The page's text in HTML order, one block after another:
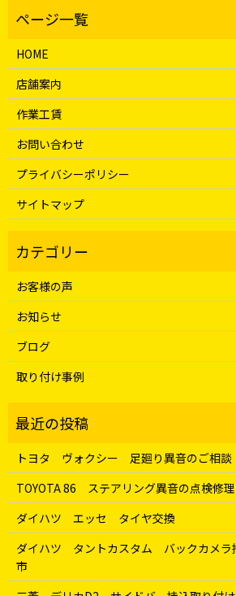
HOME
店舗案内
作業工賃
お問い合わせ
プライバシーポリシー
サイトマップ
お客様の声
お知らせ
ブログ
取り付け事例
トヨタ ヴォクシー 足廻り異音のご相
TOYOTA 86 ステアリング異音の点検修
ダイハツ エッセ タイヤ交換
ダイハツ タントカスタム バックカメ
市